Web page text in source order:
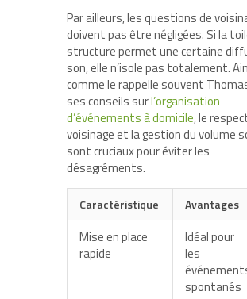
Par ailleurs, les questions de
doivent pas être négligées. Si la
structure permet une certaine
son, elle n’isole pas totalement.
comme le rappelle souvent
ses conseils surl’organisation
d’événements à domicile, le
voisinage et la gestion du volume
sont cruciaux pour éviter les
désagréments.
Caractéristique Avantages
Mise en place
rapide
Idéal pour
les
spontanés